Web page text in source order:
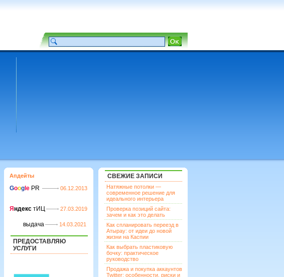
Апдейты
Goog le PR 06.12.2013
Я ндекс тИЦ 27.03.2019
выдача 14.03.2021
ПРЕДОСТАВЛЯЮ
УСЛУГИ
СВЕЖИЕ ЗАПИСИ
Натяжные потолки —
современное решение для
идеального интерьера
Проверка позиций сайта:
зачем и как это делать
Как спланировать переезд в
Атырау: от идеи до новой
жизни на Каспии
Как выбрать пластиковую
бочку: практическое
руководство
Продажа и покупка аккаунтов
Twitter: особенности, риски и